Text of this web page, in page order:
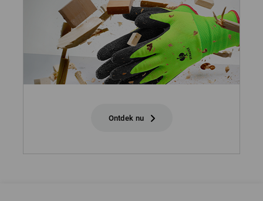
Ontdek nu